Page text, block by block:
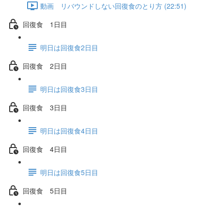
動画 リバウンドしない回復食のとり方 (22:51)
回復食 1日目
明日は回復食2日目
回復食 2日目
明日は回復食3日目
回復食 3日目
明日は回復食4日目
回復食 4日目
明日は回復食5日目
回復食 5日目